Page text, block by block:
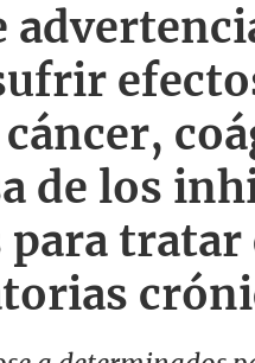
de los
para